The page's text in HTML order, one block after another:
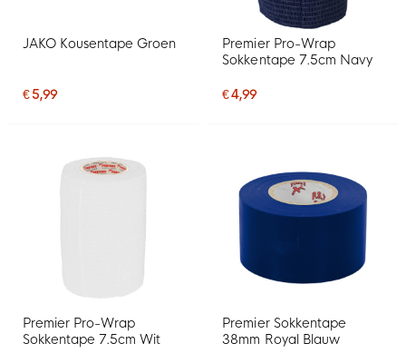
JAKO Kousentape Groen
€ 5,99
Premier Pro-Wrap
Sokkentape 7.5cm Navy
€ 4,99
Premier Pro-Wrap
Sokkentape 7.5cm Wit
Premier Sokkentape
38mm Royal Blauw